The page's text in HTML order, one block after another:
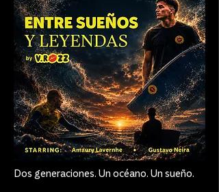
Dos generaciones. Un océano. Un sueño.